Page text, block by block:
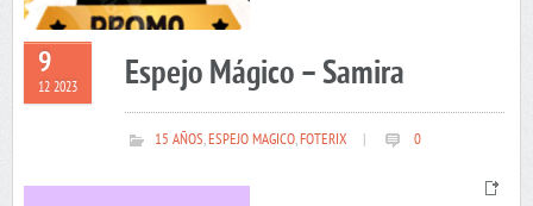
9
12 2023 Espejo Mágico – Samira
15 AÑOS,ESPEJO MAGICO,FOTERIX 0